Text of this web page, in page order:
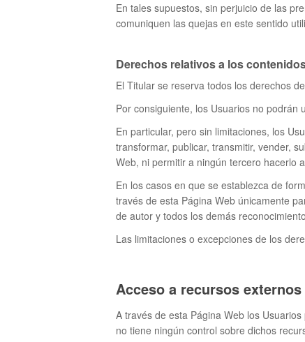
En tales supuestos, sin perjuicio de las
comuniquen las quejas en este sentido
Derechos relativos a los
El Titular se reserva todos los derechos
Por consiguiente, los Usuarios no
En particular, pero sin limitaciones, los
transformar, publicar, transmitir, vender,
Web, ni permitir a ningún tercero hacerlo
En los casos en que se establezca de
través de esta Página Web únicamente
de autor y todos los demás
Las limitaciones o excepciones de los
Acceso a recursos externos
A través de esta Página Web los
no tiene ningún control sobre dichos